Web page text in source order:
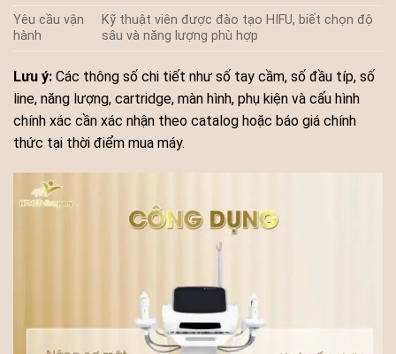
Yêu cầu vận
hành
Kỹ thuật viên được đào tạo HIFU, biết chọn độ
sâu và năng lượng phù hợp
Lưu ý: Các thông số chi tiết như số tay cầm, số đầu típ, số
line, năng lượng, cartridge, màn hình, phụ kiện và cấu hình
chính xác cần xác nhận theo catalog hoặc báo giá chính
thức tại thời điểm mua máy.